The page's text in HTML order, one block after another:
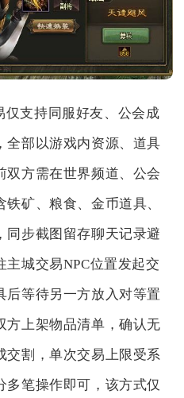
仅支持同服好友、公会成
全部以游戏内资源、道具
双方需在世界频道、公会
矿、粮食、金币道具、
同步截图留存聊天记录避
城交易NPC位置发起交
后等待另一方放入对等置
方上架物品清单，确认无
交割，单次交易上限受系
多笔操作即可，该方式仅